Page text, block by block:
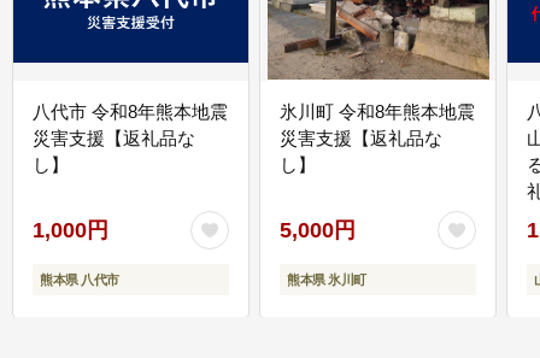
八代市 令和8年熊本地震
災害支援【返礼品な
し】
1,000円
熊本県 八代市
氷川町 令和8年熊本地震
災害支援【返礼品な
し】
5,000円
熊本県 氷川町